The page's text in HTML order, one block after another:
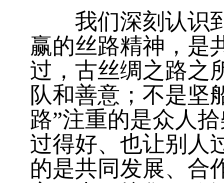
我们深刻认识到
赢的丝路精神，是
过，古丝绸之路之
队和善意；不是坚
路”注重的是众人
过得好、也让别人
的是共同发展、合